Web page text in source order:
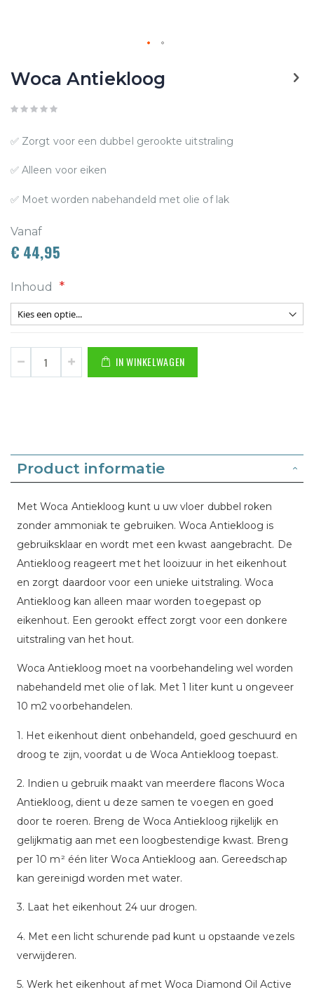
naar
het
van
gallerij
Woca Antiekloog
✅ Zorgt voor een dubbel gerookte uitstraling
✅ Alleen voor eiken
✅ Moet worden nabehandeld met olie of lak
Vanaf
€ 44,95
Inhoud
IN WINKELWAGEN
Product informatie
Met Woca Antiekloog kunt u uw vloer dubbel roken
zonder ammoniak te gebruiken. Woca Antiekloog is
gebruiksklaar en wordt met een kwast aangebracht. De
Antiekloog reageert met het looizuur in het eikenhout
en zorgt daardoor voor een unieke uitstraling. Woca
Antiekloog kan alleen maar worden toegepast op
eikenhout. Een gerookt effect zorgt voor een donkere
uitstraling van het hout.
Woca Antiekloog moet na voorbehandeling wel worden
nabehandeld met olie of lak. Met 1 liter kunt u ongeveer
10 m2 voorbehandelen.
1. Het eikenhout dient onbehandeld, goed geschuurd en
droog te zijn, voordat u de Woca Antiekloog toepast.
2. Indien u gebruik maakt van meerdere flacons Woca
Antiekloog, dient u deze samen te voegen en goed
door te roeren. Breng de Woca Antiekloog rijkelijk en
gelijkmatig aan met een loogbestendige kwast. Breng
per 10 m² één liter Woca Antiekloog aan. Gereedschap
kan gereinigd worden met water.
3. Laat het eikenhout 24 uur drogen.
4. Met een licht schurende pad kunt u opstaande vezels
verwijderen.
5. Werk het eikenhout af met Woca Diamond Oil Active